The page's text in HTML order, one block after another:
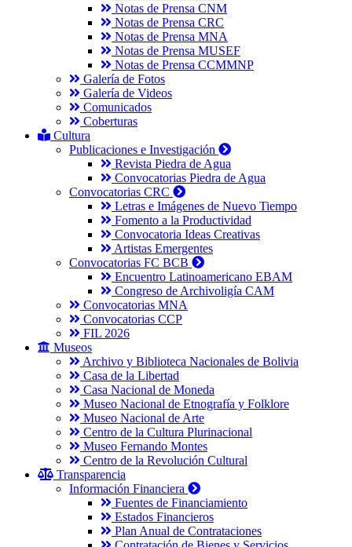
Notas de Prensa CNM
Notas de Prensa CRC
Notas de Prensa MNA
Notas de Prensa MUSEF
Notas de Prensa CCMMNP
Galería de Fotos
Galería de Videos
Comunicados
Coberturas
Cultura
Publicaciones e Investigación
Revista Piedra de Agua
Convocatorias Piedra de Agua
Convocatorias CRC
Letras e Imágenes de Nuevo Tiempo
Fomento a la Productividad
Convocatoria Ideas Creativas
Artistas Emergentes
Convocatorias FC BCB
Encuentro Latinoamericano EBAM
Congreso de Archivoligía CAM
Convocatorias MNA
Convocatorias CCP
FIL 2026
Museos
Archivo y Biblioteca Nacionales de Bolivia
Casa de la Libertad
Casa Nacional de Moneda
Museo Nacional de Etnografía y Folklore
Museo Nacional de Arte
Centro de la Cultura Plurinacional
Museo Fernando Montes
Centro de la Revolución Cultural
Transparencia
Información Financiera
Fuentes de Financiamiento
Estados Financieros
Plan Anual de Contrataciones